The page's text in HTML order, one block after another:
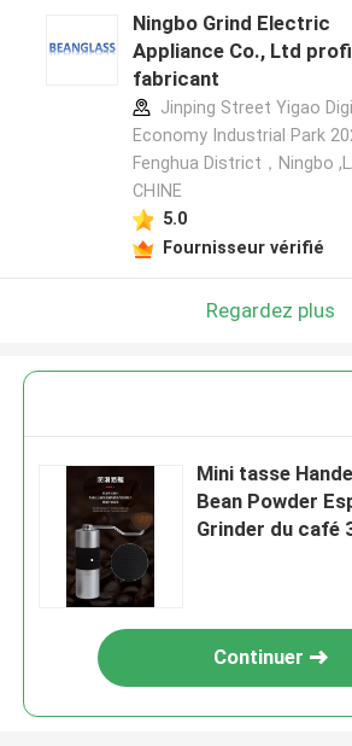
Ningbo Grind Electric
Appliance Co., Ltd
fabricant
Jinping Street Yigao
Economy Industrial Park
Fenghua District，Ningbo
CHINE
5.0
Fournisseur vérifié
Regardez plus
Mini tasse
Bean Powder
Grinder du café
Continuer